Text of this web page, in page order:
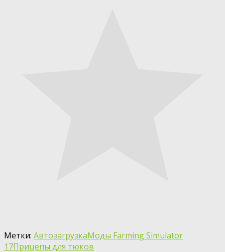
Метки: АвтозагрузкаМоды Farming Simulator
17Прицепы для тюков